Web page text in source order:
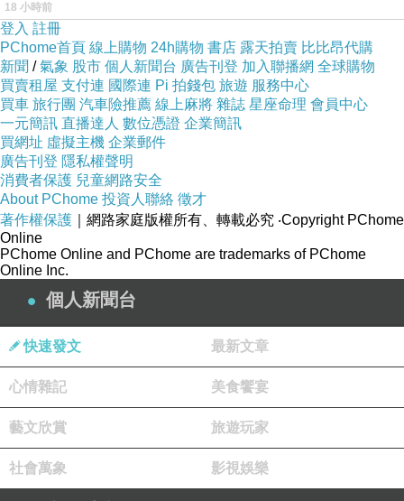
有
18 小時前
登入 註冊
PChome首頁 線上購物 24h購物 書店 露天拍賣 比比昂代購
新聞 /氣象 股市 個人新聞台 廣告刊登 加入聯播網 全球購物
買賣租屋 支付連 國際連 Pi 拍錢包 旅遊 服務中心
買車 旅行團 汽車險推薦 線上麻將 雜誌 星座命理 會員中心
一元簡訊 直播達人 數位憑證 企業簡訊
買網址 虛擬主機 企業郵件
廣告刊登 隱私權聲明
消費者保護 兒童網路安全
About PChome 投資人聯絡 徵才
著作權保護 ｜網路家庭版權所有、轉載必究 ‧Copyright PChome
Online
PChome Online and PChome are trademarks of PChome
Online Inc.
個人新聞台
快速發文 最新文章
心情雜記 美食饗宴
藝文欣賞 旅遊玩家
社會萬象 影視娛樂